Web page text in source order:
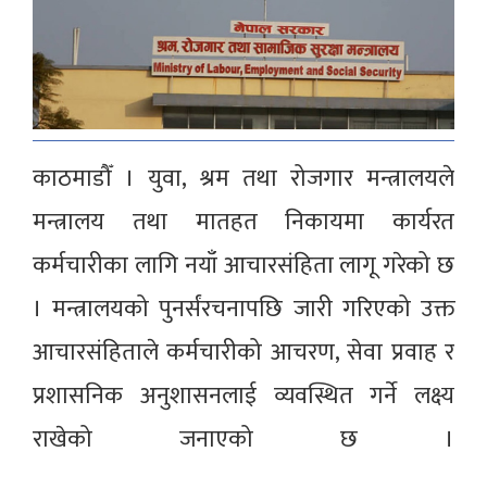
काठमाडौँ । युवा, श्रम तथा रोजगार मन्त्रालयले
मन्त्रालय तथा मातहत निकायमा कार्यरत
कर्मचारीका लागि नयाँ आचारसंहिता लागू गरेको छ
। मन्त्रालयको पुनर्संरचनापछि जारी गरिएको उक्त
आचारसंहिताले कर्मचारीको आचरण, सेवा प्रवाह र
प्रशासनिक अनुशासनलाई व्यवस्थित गर्ने लक्ष्य
राखेको जनाएको छ ।